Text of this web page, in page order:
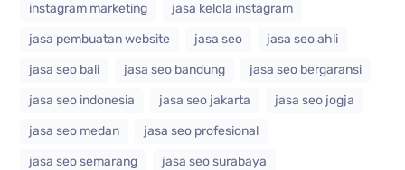
instagram marketing
jasa kelola instagram
jasa pembuatan website
jasa seo
jasa seo ahli
jasa seo bali
jasa seo bandung
jasa seo bergaransi
jasa seo indonesia
jasa seo jakarta
jasa seo jogja
jasa seo medan
jasa seo profesional
jasa seo semarang
jasa seo surabaya